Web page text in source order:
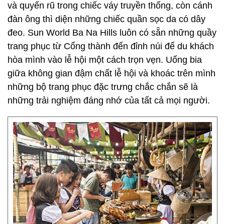
và quyến rũ trong chiếc váy truyền thống, còn cánh
đàn ông thì diện những chiếc quần sọc da có dây
đeo. Sun World Ba Na Hills luôn có sẵn những quầy
trang phục từ Cổng thành đến đỉnh núi để du khách
hòa mình vào lễ hội một cách trọn vẹn. Uống bia
giữa không gian đậm chất lễ hội và khoác trên mình
những bộ trang phục đặc trưng chắc chắn sẽ là
những trải nghiệm đáng nhớ của tất cả mọi người.